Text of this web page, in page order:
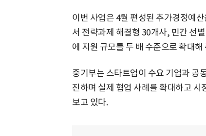
이번 사업은 4월 편성된 추가경정예
서 전략과제 해결형 30개사, 민간 선
에 지원 규모를 두 배 수준으로 확대
중기부는 스타트업이 수요 기업과 공
진하며 실제 협업 사례를 확대하고
보고 있다.